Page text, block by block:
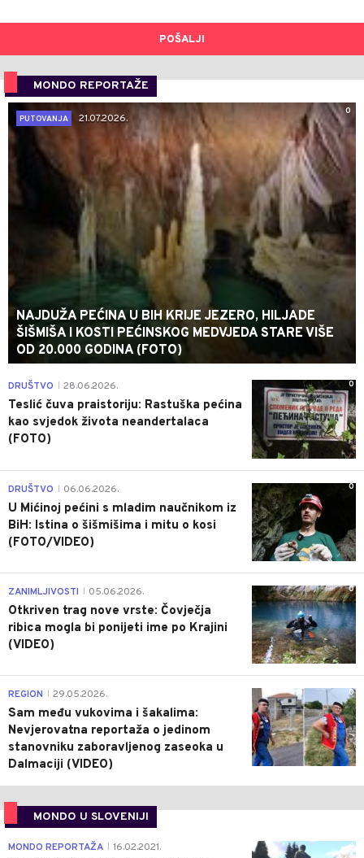
POŠALJI
MONDO REPORTAŽE
0
PUTOVANJA
21.07.2026.
NAJDUŽA PEĆINA U BIH KRIJE JEZERO, HILJADE
ŠIŠMIŠA I KOSTI PEĆINSKOG MEDVJEDA STARE VIŠE
OD 20.000 GODINA (FOTO)
0
DRUŠTVO 28.06.2026.
Teslić čuva praistoriju: Rastuška pećina
kao svjedok života neandertalaca
(FOTO)
0
DRUŠTVO 06.06.2026.
U Mićinoj pećini s mladim naučnikom iz
BiH: Istina o šišmišima i mitu o kosi
(FOTO/VIDEO)
0
ZANIMLJIVOSTI 05.06.2026.
Otkriven trag nove vrste: Čovječja
ribica mogla bi ponijeti ime po Krajini
(VIDEO)
0
REGION 29.05.2026.
Sam među vukovima i šakalima:
Nevjerovatna reportaža o jedinom
stanovniku zaboravljenog zaseoka u
Dalmaciji (VIDEO)
MONDO U SLOVENIJI
4
MONDO REPORTAŽA 16.02.2021.